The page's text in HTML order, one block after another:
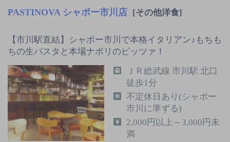
PASTINOVA シャポー市川店 [その他洋食]
【市川駅直結】シャポー市川で本格イタリアン♪もちも
ちの生パスタと本場ナポリのピッツァ！
ＪＲ総武線 市川駅 北口
徒歩1分
不定休日あり(シャポー
市川に準ずる)
2,000円以上～3,000円未
満